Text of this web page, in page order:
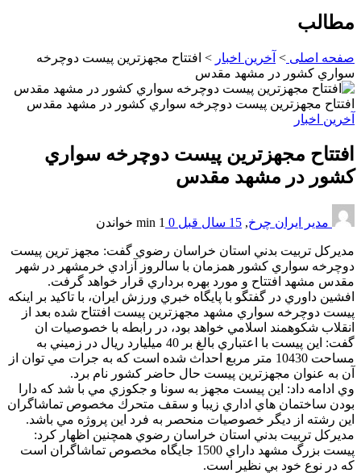
مطالب
صفحه اصلی > آخرین اخبار > افتتاح مجهزترين پيست دوچرخه
سواري كشور در مشهد مقدس
افتتاح مجهزترين پيست دوچرخه سواري كشور در مشهد مقدس
آخرین اخبار
افتتاح مجهزترين پيست دوچرخه سواري
كشور در مشهد مقدس
مدیر ایران چرخ, 15 سال قبل 0
1 min خواندن
مديركل تربيت بدني استان خراسان رضوي گفت: مجهز ترين پيست
دوچرخه سواري كشور همزمان با سالروز آزادي خرمشهر در شهر
مقدس مشهد افتتاح و مورد بهره برداري قرار خواهد گرفت.
افشين داوري در گفتگو با پايگاه خبري ورزش ايران، با تاكيد بر اينكه
پيست دوچرخه سواري مشهد مجهزترين پيست افتتاح شده بعد از
انقلاب شكوهمند اسلامي خواهد بود، در رابطه با خصوصيات ان
گفت: اين پيست با اعتباري بالغ بر 40 ميليارد ريال در زميني به
مساحت 10430 متر مربع احداث شده است كه به جرات مي توان از
آن به عنوان مجهزترين پيست حال حاضر كشور نام برد.
وي ادامه داد: اين پيست مجهز به سونا و جكوزي مي با شد كه دارا
بودن ساختمان هاي اداري زيبا و سقف متحرك مخصوص تماشاگران
اين رشته از ديگر خصوصيات منحصر به فرد اين پروژه مي باشد.
مديركل تربيت بدني استان خراسان رضوي همچنين اظهار كرد:
پيست بزرگ مشهد داراي 1500 جايگاه مخصوص تماشاگران است
كه در نوع خود بي نظير است.